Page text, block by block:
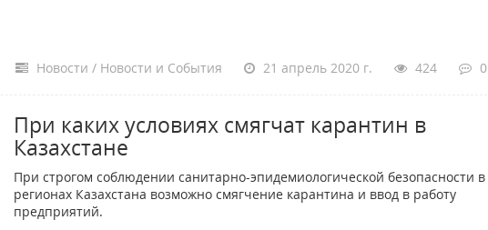
Новости / Новости и События 21 апрель 2020 г. 424 0
При каких условиях смягчат карантин в
Казахстане
При строгом соблюдении санитарно-эпидемиологической безопасности в
регионах Казахстана возможно смягчение карантина и ввод в работу
предприятий.